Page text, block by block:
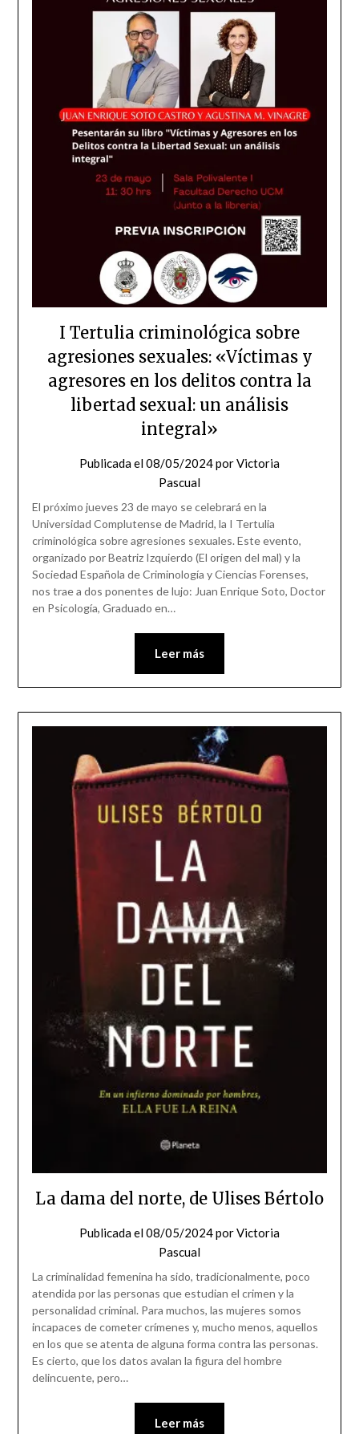
I Tertulia criminológica sobre
agresiones sexuales: «Víctimas y
agresores en los delitos contra la
libertad sexual: un análisis
integral»
Publicada el08/05/2024porVictoria
Pascual
El próximo jueves 23 de mayo se celebrará en la
Universidad Complutense de Madrid, la I Tertulia
criminológica sobre agresiones sexuales. Este evento,
organizado por Beatriz Izquierdo (El origen del mal) y la
Sociedad Española de Criminología y Ciencias Forenses,
nos trae a dos ponentes de lujo: Juan Enrique Soto, Doctor
en Psicología, Graduado en…
Leer más
La dama del norte, de Ulises Bértolo
Publicada el08/05/2024porVictoria
Pascual
La criminalidad femenina ha sido, tradicionalmente, poco
atendida por las personas que estudian el crimen y la
personalidad criminal. Para muchos, las mujeres somos
incapaces de cometer crímenes y, mucho menos, aquellos
en los que se atenta de alguna forma contra las personas.
Es cierto, que los datos avalan la figura del hombre
delincuente, pero…
Leer más